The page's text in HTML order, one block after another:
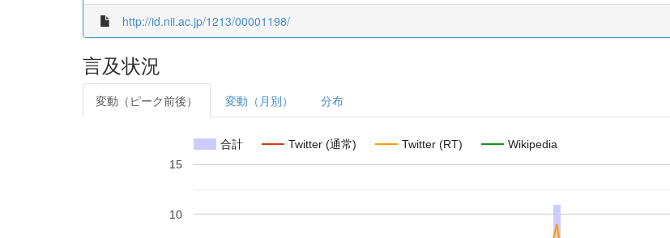
http://id.nii.ac.jp/1213/00001198/
言及状況
変動（ピーク前後） 変動（月別） 分布
合計 Twitter (通常) Twitter (RT) Wikipedia
10
15